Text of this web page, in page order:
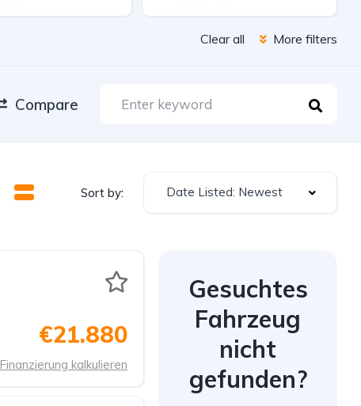
Clear all More filters
Compare
Sort by: Date Listed: Newest
€21.880
Finanzierung kalkulieren
Gesuchtes
Fahrzeug
nicht
gefunden?